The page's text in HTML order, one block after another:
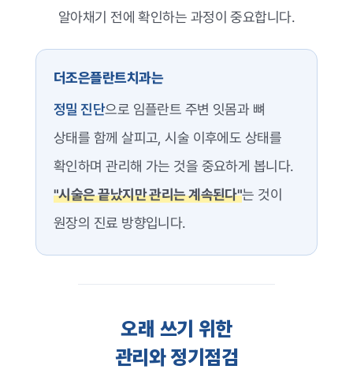
알아채기 전에 확인하는 과정이 중요합니다.
더조은플란트치과는
정밀 진단으로 임플란트 주변 잇몸과 뼈
상태를 함께 살피고, 시술 이후에도 상태를
확인하며 관리해 가는 것을 중요하게 봅니다.
"시술은 끝났지만 관리는 계속된다"는 것이
원장의 진료 방향입니다.
오래 쓰기 위한
관리와 정기점검